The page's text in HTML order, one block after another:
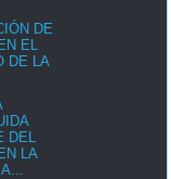
DE
EL
DE LA
DEL
LA